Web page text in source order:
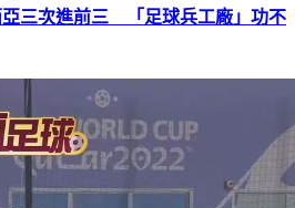
三次進前三 「足球兵工廠」功不